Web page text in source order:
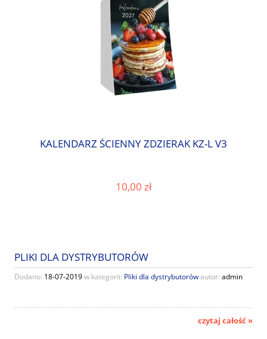
KALENDARZ ŚCIENNY ZDZIERAK KZ-L V3
10,00 zł
PLIKI DLA DYSTRYBUTORÓW
Dodano: 18-07-2019w kategorii: Pliki dla dystrybutorówautor: admin
czytaj całość »